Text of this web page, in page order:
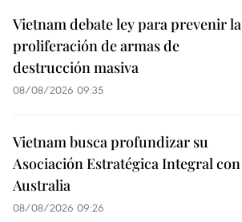
Vietnam debate ley para prevenir la
proliferación de armas de
destrucción masiva
08/08/2026 09:35
Vietnam busca profundizar su
Asociación Estratégica Integral con
Australia
08/08/2026 09:26